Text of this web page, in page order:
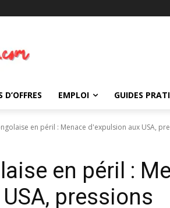
D’OFFRES EMPLOI GUIDES
en péril : Menace d'expulsion aux USA,
en péril :
pressions